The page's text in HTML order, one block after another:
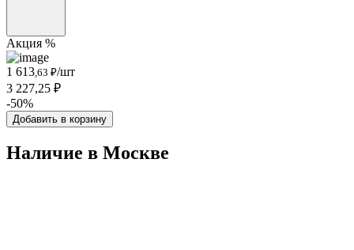
Акция %
1 613 ,63 ₽/шт
3 227,25 ₽
-50%
Добавить в корзину
Наличие в Москвe